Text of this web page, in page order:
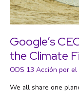
Google’s
the Climate
ODS 13 Acción por el
We all share one